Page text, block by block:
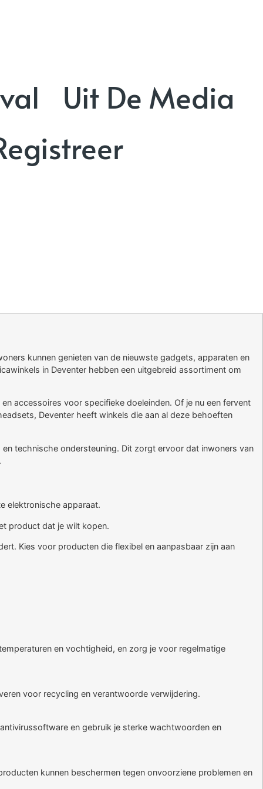
Uit De Media
kunnen genieten van de nieuwste gadgets, apparaten en
in Deventer hebben een uitgebreid assortiment om
accessoires voor specifieke doeleinden. Of je nu een fervent
Deventer heeft winkels die aan al deze behoeften
technische ondersteuning. Dit zorgt ervoor dat inwoners van
elektronische apparaat.
product dat je wilt kopen.
Kies voor producten die flexibel en aanpasbaar zijn aan
en vochtigheid, en zorg je voor regelmatige
voor recycling en verantwoorde verwijdering.
en gebruik je sterke wachtwoorden en
kunnen beschermen tegen onvoorziene problemen en